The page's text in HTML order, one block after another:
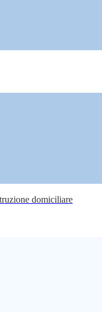
domiciliare